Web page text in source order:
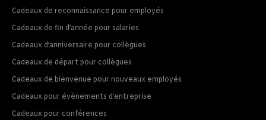
Cadeaux de reconnaissance pour employés
Cadeaux de fin d’année pour salaries
Cadeaux d’anniversaire pour collègues
Cadeaux de départ pour collègues
Cadeaux de bienvenue pour nouveaux employés
Cadeaux pour évènements d’entreprise
Cadeaux pour conférences